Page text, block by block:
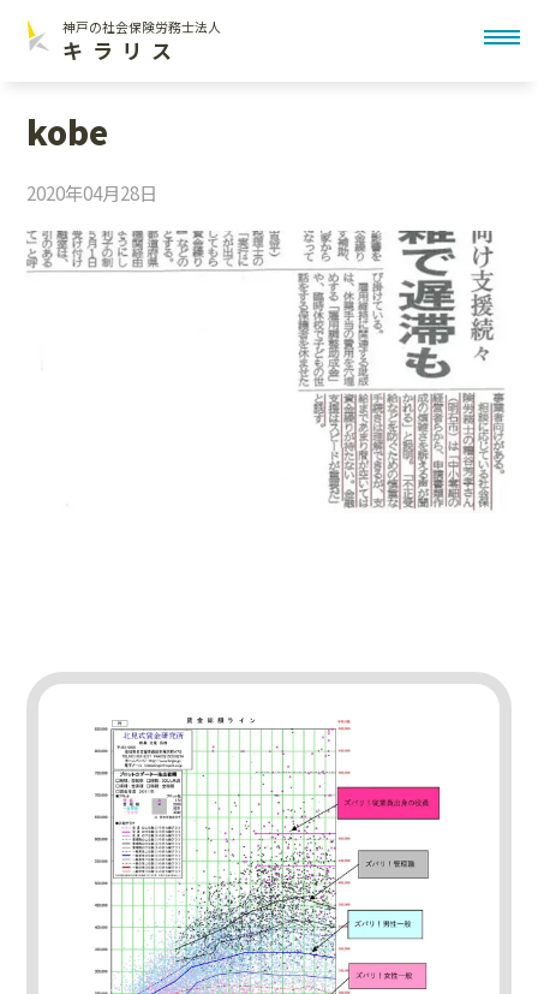
神戸の社会保険労務士法人
キラリス
kobe
2020年04月28日